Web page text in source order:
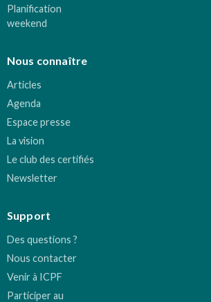
Planification
weekend
Nous connaître
Articles
Agenda
Espace presse
La vision
Le club des certifiés
Newsletter
Support
Des questions ?
Nous contacter
Venir à ICPF
Participer au